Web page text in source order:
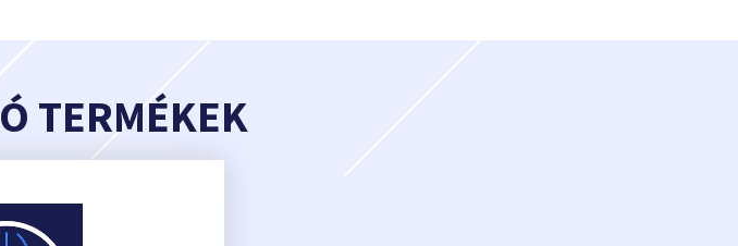
TERMÉKEK